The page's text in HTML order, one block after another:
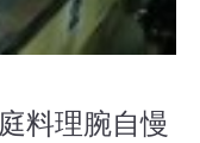
料理腕自慢